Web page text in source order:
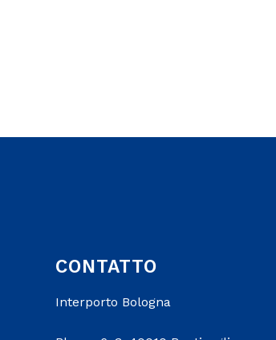
CONTATTO
Interporto Bologna